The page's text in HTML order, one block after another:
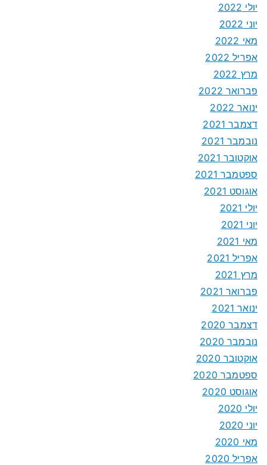
יולי 2022
יוני 2022
מאי 2022
אפריל 2022
מרץ 2022
פברואר 2022
ינואר 2022
דצמבר 2021
נובמבר 2021
אוקטובר 2021
ספטמבר 2021
אוגוסט 2021
יולי 2021
יוני 2021
מאי 2021
אפריל 2021
מרץ 2021
פברואר 2021
ינואר 2021
דצמבר 2020
נובמבר 2020
אוקטובר 2020
ספטמבר 2020
אוגוסט 2020
יולי 2020
יוני 2020
מאי 2020
אפריל 2020